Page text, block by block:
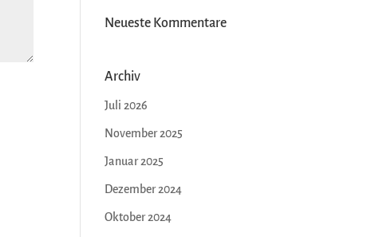
Neueste Kommentare
Archiv
Juli 2026
November 2025
Januar 2025
Dezember 2024
Oktober 2024